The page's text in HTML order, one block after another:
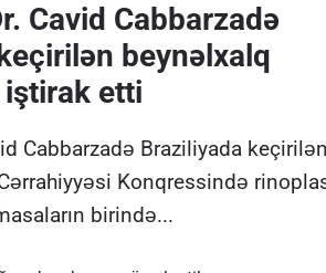
Cavid Cabbarzadə
beynəlxalq
iştirak etti
Cabbarzadə Braziliyada
Konqressində
birində...